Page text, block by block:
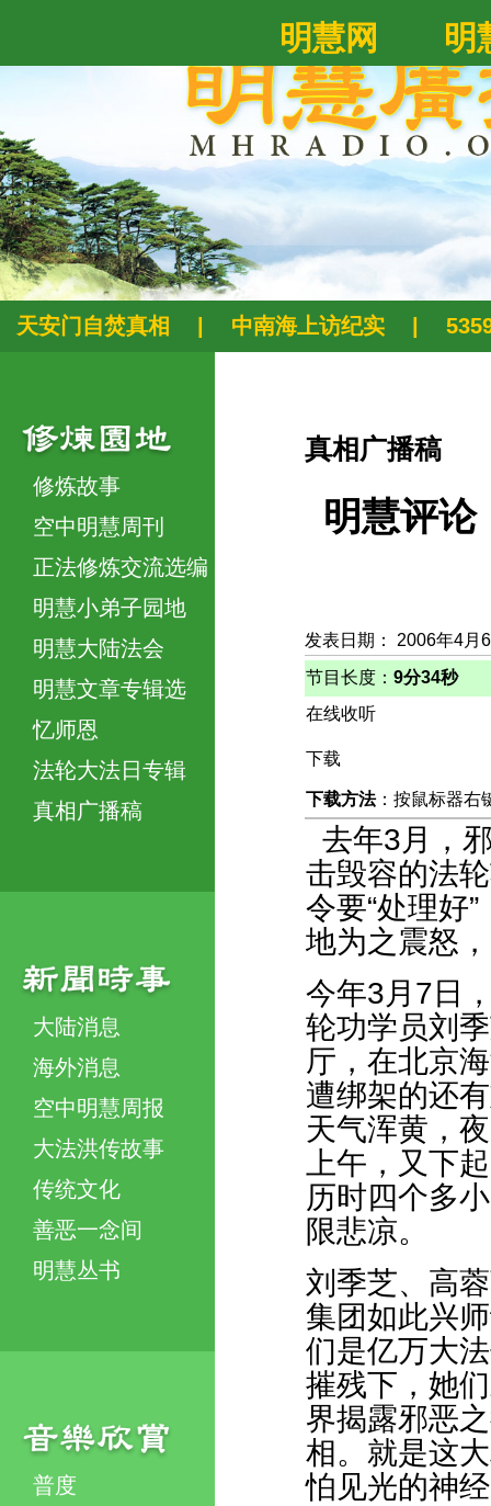
明慧网 明
天安门自焚真相 中南海上访纪实
修炼故事
空中明慧周刊
正法修炼交流选编
明慧小弟子园地
明慧大陆法会
明慧文章专辑选
忆师恩
法轮大法日专辑
真相广播稿
大陆消息
海外消息
空中明慧周报
大法洪传故事
传统文化
善恶一念间
明慧丛书
普度
真相广播稿
明慧评论
发表日期： 2006年4月
节目长度： 9分34秒
在线收听
下载
下载方法：按鼠标器右
去年3月，
击毁容的法
令要“处理好
地为之震怒
今年3月7日
轮功学员刘
厅，在北京
遭绑架的还
天气浑黄，
上午，又下
历时四个多
限悲凉。
刘季芝、高
集团如此兴
们是亿万大
摧残下，她
界揭露邪恶
相。就是这
怕见光的神